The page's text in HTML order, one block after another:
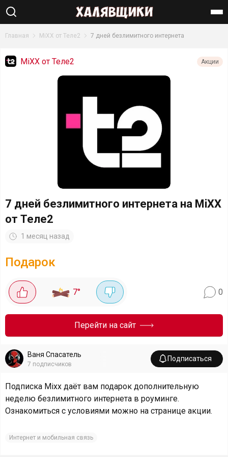
Главная MiXX от Теле2 7 дней безлимитного интернета
MiXX от Теле2 Акции
7 дней безлимитного интернета на MiXX
от Теле2
1 месяц назад
Подарок
7° 0
Перейти на сайт
Ваня Спасатель
7 подписчиков
Подписаться
Подписка Mixx даёт вам подарок дополнительную
неделю безлимитного интернета в роуминге.
Ознакомиться с условиями можно на странице акции.
Интернет и мобильная связь